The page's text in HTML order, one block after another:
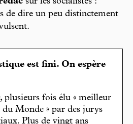
de dire un peu distinctement
est fini. On espère
plusieurs fois élu « meilleur
Monde » par des jurys
Plus de vingt ans